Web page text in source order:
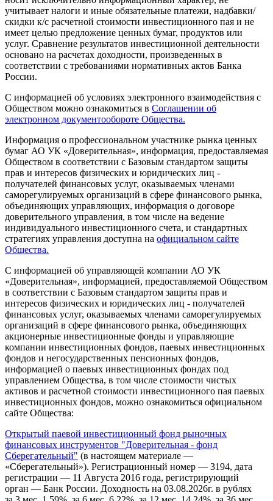
учитывает налоги и иные обязательные платежи, надбавки/
скидки к/с расчетной стоимости инвестиционного пая и не
имеет целью предложение ценных бумаг, продуктов или
услуг. Сравнение результатов инвестиционной деятельности
основано на расчетах доходности, произведенных в
соответствии с требованиями нормативных актов Банка
России.
С информацией об условиях электронного взаимодействия с
Обществом можно ознакомиться в Соглашении об
электронном документообороте Общества.
Информация о профессиональном участнике рынка ценных
бумаг АО УК «Доверительная», информация, предоставляемая
Обществом в соответствии с Базовым стандартом защиты
прав и интересов физических и юридических лиц -
получателей финансовых услуг, оказываемых членами
саморегулируемых организаций в сфере финансового рынка,
объединяющих управляющих, информация о договоре
доверительного управления, в том числе на ведение
индивидуального инвестиционного счета, и стандартных
стратегиях управления доступна на официальном сайте
Общества.
С информацией об управляющей компании АО УК
«Доверительная», информацией, предоставляемой Обществом
в соответствии с Базовым стандартом защиты прав и
интересов физических и юридических лиц - получателей
финансовых услуг, оказываемых членами саморегулируемых
организаций в сфере финансового рынка, объединяющих
акционерные инвестиционные фонды и управляющие
компании инвестиционных фондов, паевых инвестиционных
фондов и негосударственных пенсионных фондов,
информацией о паевых инвестиционных фондах под
управлением Общества, в том числе стоимости чистых
активов и расчетной стоимости инвестиционного пая паевых
инвестиционных фондов, можно ознакомиться официальном
сайте Общества:
Открытый паевой инвестиционный фонд рыночных
финансовых инструментов "Доверительная - фонд
Сберегательный" (в настоящем материале —
«Сберегательный»). Регистрационный номер — 3194, дата
регистрации — 11 Августа 2016 года, регистрирующий
орган — Банк России. Доходность на 03.08.2026г. в рублях